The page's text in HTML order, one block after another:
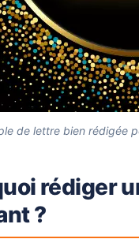
de lettre bien rédigée
rédiger
?